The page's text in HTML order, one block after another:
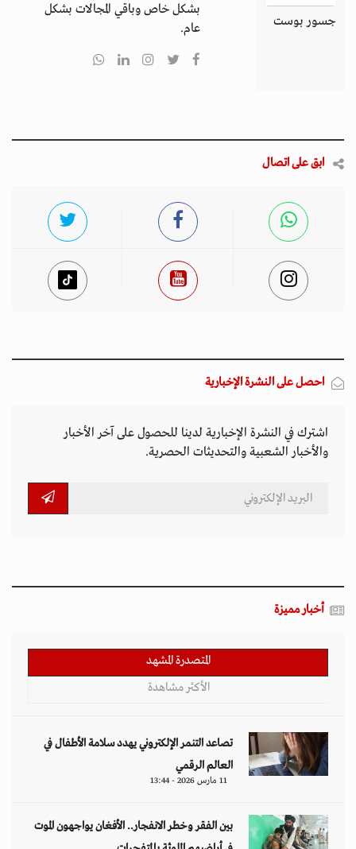
جسور بوست
بشكل خاص وباقي المجالات بشكل
عام.
ابق على اتصال
احصل على النشرة الإخبارية
اشترك في النشرة الإخبارية لدينا للحصول على آخر الأخبار
والأخبار الشعبية والتحديثات الحصرية.
أخبار مميزة
المتصدرة المشهد
الأكثر مشاهدة
تصاعد التنمر الإلكتروني يهدد سلامة الأطفال في
العالم الرقمي
11 مارس 2026 - 13:44
بين الفقر وخطر الانفجار.. الأفغان يواجهون الموت